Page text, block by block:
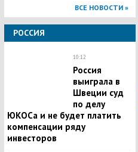
ВСЕ НОВОСТИ »
РОССИЯ
10:12
Россия
выиграла в
Швеции суд
по делу
ЮКОСа и не будет платить
компенсации ряду
инвесторов